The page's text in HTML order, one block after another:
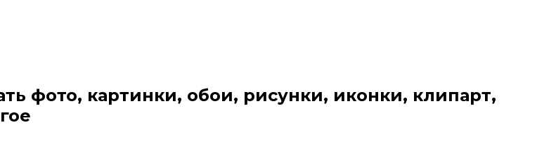
фото, картинки, обои, рисунки, иконки, клипарт,